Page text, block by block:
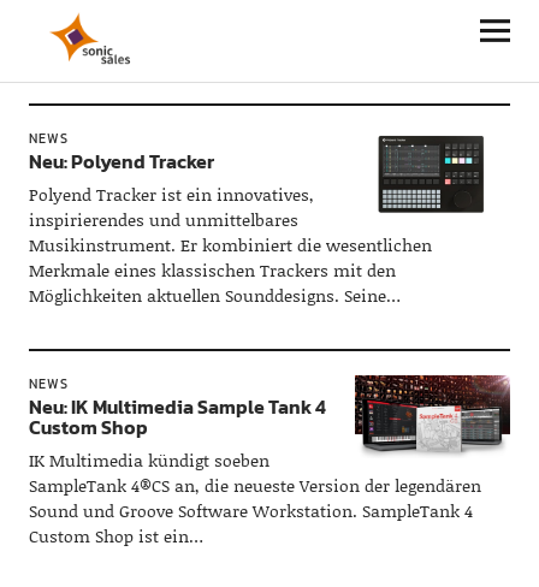
Sonic Sales
NEWS
Neu: Polyend Tracker
Polyend Tracker ist ein innovatives,
inspirierendes und unmittelbares
Musikinstrument. Er kombiniert die wesentlichen
Merkmale eines klassischen Trackers mit den
Möglichkeiten aktuellen Sounddesigns. Seine…
NEWS
Neu: IK Multimedia Sample Tank 4
Custom Shop
IK Multimedia kündigt soeben
SampleTank 4®CS an, die neueste Version der legendären
Sound und Groove Software Workstation. SampleTank 4
Custom Shop ist ein…